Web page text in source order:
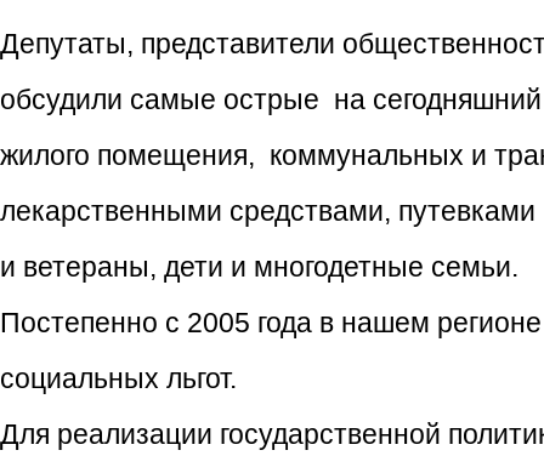
Депутаты, представители
обсудили самые острые на
жилого помещения, коммунальных и
лекарственными средствами,
и ветераны, дети и многодетные семьи.
Постепенно с 2005 года в нашем
социальных льгот.
Для реализации государственной